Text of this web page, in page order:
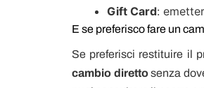
Gift Card:
E se preferisco fare un
Se preferisci restituire il
cambio direttosenza